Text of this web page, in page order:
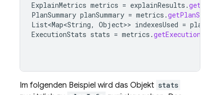
ExplainMetrics metrics = explainResults .
PlanSummary planSummary = metrics .
List<Map<String, Object>> indexesUsed =
ExecutionStats stats = metrics .getExecutionStats
Im folgenden Beispiel wird das Objekt stats